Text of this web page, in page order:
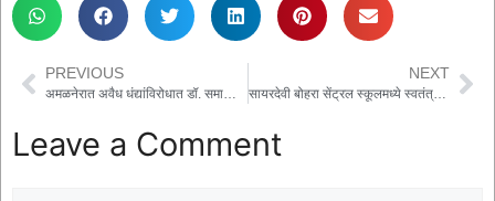
PREVIOUS
अमळनेरात अवैध धंद्यांविरोधात डॉ. समाधान मैराळे उद्या उपोषणावर; पोलिसांना दिलेल्या निवेदनाकडे दुर्लक्ष
NEXT
सायरदेवी बोहरा सेंट्रल स्कूलमध्ये स्वतंत्र दिनाच्या पूर्वसंध्येला सोशल सर्व्हिस कॅम्प व प्रकल्प प्रदर्शन
Leave a Comment